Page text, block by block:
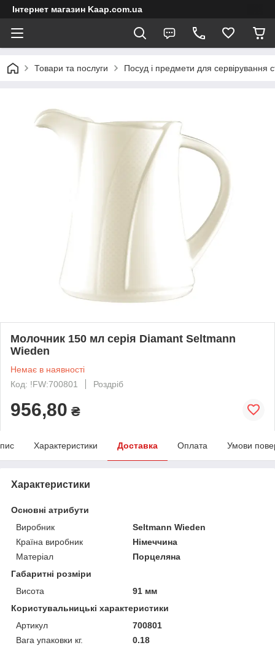
Інтернет магазин Kaap.com.ua
Товари та послуги Посуд і предмети для сервірування
Молочник 150 мл серія Diamant Seltmann
Wieden
Немає в наявності
Код: !FW:700801
Роздріб
956,80 ₴
Характеристики Доставка Оплата Умови
Характеристики
Основні атрибути
Виробник
Seltmann Wieden
Країна виробник
Німеччина
Матеріал
Порцеляна
Габаритні розміри
Висота
91 мм
Користувальницькі характеристики
Артикул
700801
Вага упаковки кг.
0.18